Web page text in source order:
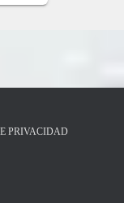
PRIVACIDAD